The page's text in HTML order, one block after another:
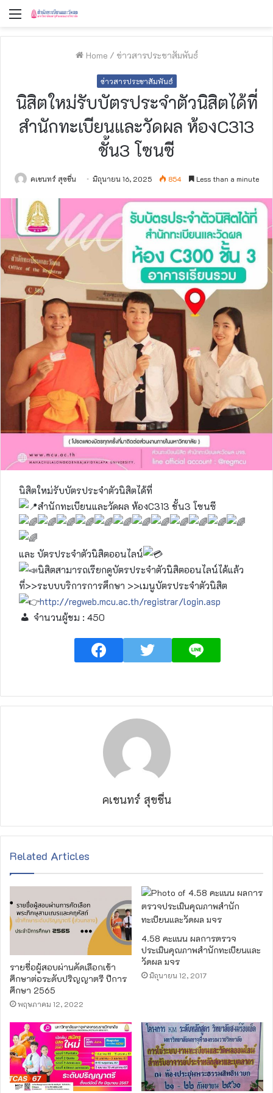
Menu
Home / ข่าวสารประชาสัมพันธ์
ข่าวสารประชาสัมพันธ์
นิสิตใหม่รับบัตรประจำตัวนิสิตได้ที่
สำนักทะเบียนและวัดผล ห้องC313
ชั้น3 โซนซี
คเชนทร์ สุขชื่น มิถุนายน 16, 2025 854 Less than a minute
นิสิตใหม่รับบัตรประจำตัวนิสิตได้ที่
สำนักทะเบียนและวัดผล ห้องC313 ชั้น3 โซนซี
และ บัตรประจำตัวนิสิตออนไลน์
นิสิตสามารถเรียกดูบัตรประจำตัวนิสิตออนไลน์ได้แล้ว
ที่>>ระบบบริการการศึกษา >>เมนูบัตรประจำตัวนิสิต
http://regweb.mcu.ac.th/registrar/login.asp
จำนวนผู้ชม : 450
คเชนทร์ สุขชื่น
Related Articles
รายชื่อผู้สอบผ่านคัดเลือกเข้า
ศึกษาต่อระดับปริญญาตรี ปีการ
ศึกษา 2565
พฤษภาคม 12, 2022
4.58 คะแนน ผลการตรวจ
ประเมินคุณภาพสำนักทะเบียนและ
วัดผล มจร
มิถุนายน 12, 2017